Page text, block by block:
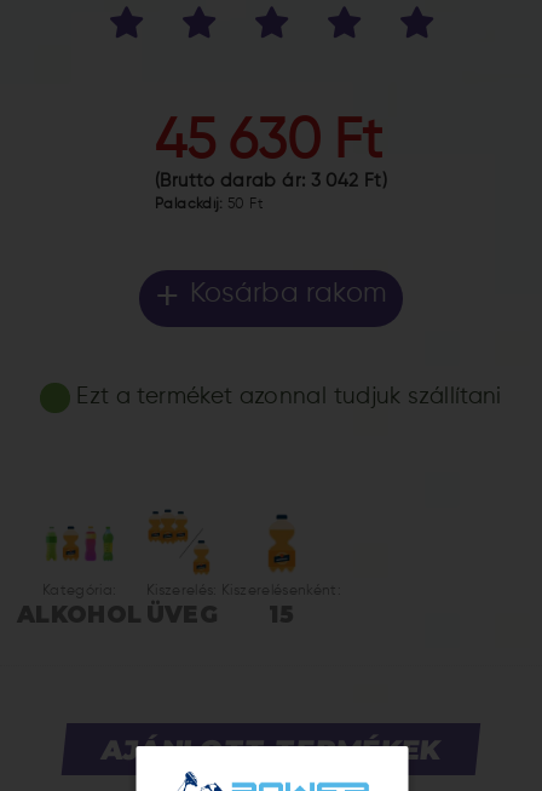
45 630 Ft
(Bruttó darab ár: 3 042 Ft)
Palackdíj: 50 Ft
+ Kosárba rakom
Ezt a terméket azonnal tudjuk szállítani
Kategória:
ALKOHOL
Kiszerelés:
ÜVEG
Kiszerelésenként:
15
AJÁNLOTT TERMÉKEK